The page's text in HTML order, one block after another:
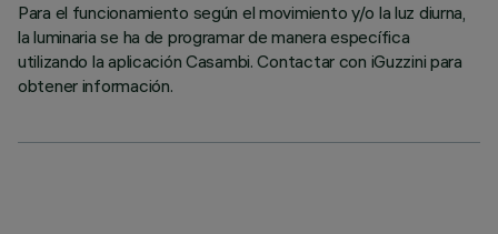
Para el funcionamiento según el movimiento y/o la luz diurna,
la luminaria se ha de programar de manera específica
utilizando la aplicación Casambi. Contactar con iGuzzini para
obtener información.